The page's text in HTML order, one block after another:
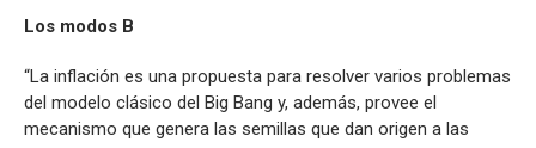
Los modos B
“La inflación es una propuesta para resolver varios problemas
del modelo clásico del Big Bang y, además, provee el
mecanismo que genera las semillas que dan origen a las